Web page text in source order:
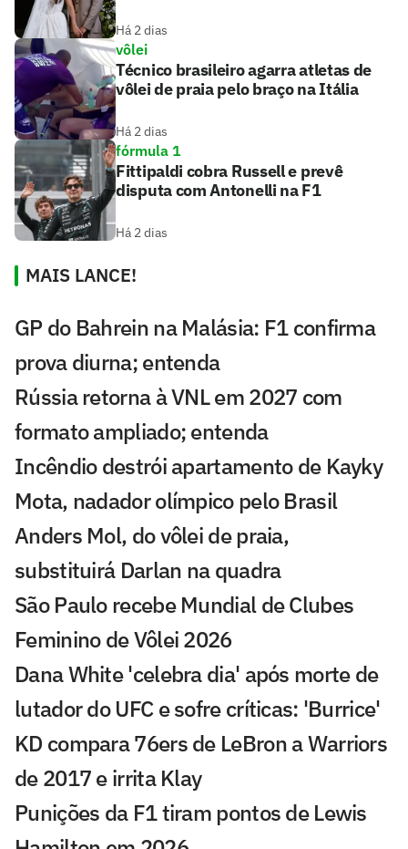
Há 2 dias
vôlei
Técnico brasileiro agarra atletas de
vôlei de praia pelo braço na Itália
Há 2 dias
fórmula 1
Fittipaldi cobra Russell e prevê
disputa com Antonelli na F1
Há 2 dias
MAIS LANCE!
GP do Bahrein na Malásia: F1 confirma
prova diurna; entenda
Rússia retorna à VNL em 2027 com
formato ampliado; entenda
Incêndio destrói apartamento de Kayky
Mota, nadador olímpico pelo Brasil
Anders Mol, do vôlei de praia,
substituirá Darlan na quadra
São Paulo recebe Mundial de Clubes
Feminino de Vôlei 2026
Dana White 'celebra dia' após morte de
lutador do UFC e sofre críticas: 'Burrice'
KD compara 76ers de LeBron a Warriors
de 2017 e irrita Klay
Punições da F1 tiram pontos de Lewis